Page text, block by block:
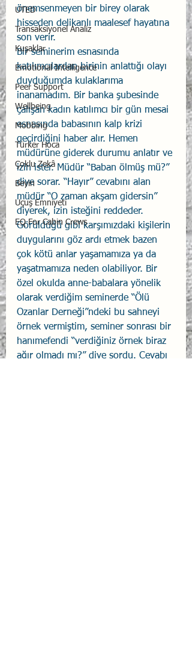
UTED
Transaksiyonel Analiz
Kuşaklar
Emotional Intelligence
Peer Support
Wellbeing
Mobbing
Türker Hoca
Çoklu Zekâ
Beyin
Uçuş Emniyeti
EQ For Cabin Crews
önemsenmeyen bir birey olarak
hisseden delikanlı maalesef hayatına
son verir.
Bir seminerim esnasında
katılımcılardan birinin anlattığı olayı
duyduğumda kulaklarıma
inanamadım. Bir banka şubesinde
çalışan kadın katılımcı bir gün mesai
esnasında babasının kalp krizi
geçirdiğini haber alır. Hemen
müdürüne giderek durumu anlatır ve
izin ister. Müdür “Baban ölmüş mü?”
diye sorar. “Hayır” cevabını alan
müdür “O zaman akşam gidersin”
diyerek, izin isteğini reddeder.
Görüldüğü gibi karşımızdaki kişilerin
duygularını göz ardı etmek bazen
çok kötü anlar yaşamamıza ya da
yaşatmamıza neden olabiliyor. Bir
özel okulda anne-babalara yönelik
olarak verdiğim seminerde “Ölü
Ozanlar Derneği”ndeki bu sahneyi
örnek vermiştim, seminer sonrası bir
hanımefendi “verdiğiniz örnek biraz
ağır olmadı mı?” diye sordu. Cevabı